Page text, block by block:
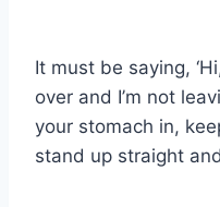
It must be saying,
over and I’m not
your stomach in,
stand up straight